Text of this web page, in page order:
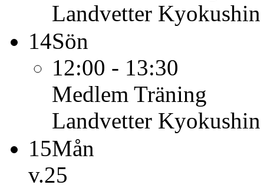
Landvetter
14Sön
12:00 - 13:30
Medlem Träning
Landvetter
15Mån
v.25